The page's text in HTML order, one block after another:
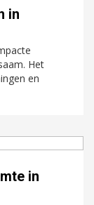
in
Het
en
in